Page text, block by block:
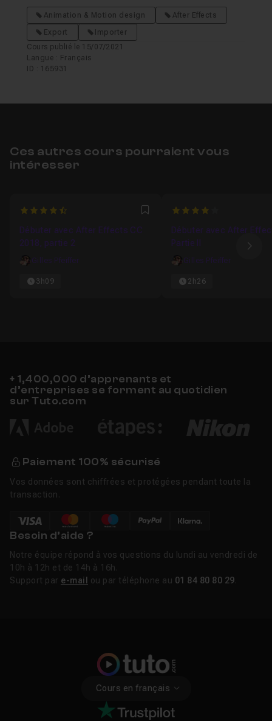
Animation & Motion design
After Effects
Export
Importer
Cours publié le 15/07/2021
Langue : Français
ID : 165931
Ces autres cours pourraient vous
intéresser
4.7826086956522 Favori
Débuter avec After Effects CC
2018, partie 2
Gilles Pfeiffer
3h09
4
Débuter avec After
Partie II
Gilles Pfeiffer
2h26
+ 1,400,000 d’apprenants et
d’entreprises se forment au quotidien
sur Tuto.com
Paiement 100% sécurisé
Vos données sont chiffrées et protégées pendant toute la
transaction.
Besoin d’aide ?
Notre équipe répond à vos questions du lundi au vendredi de
10h à 12h et de 14h à 16h.
Support par e-mail ou par téléphone au 01 84 80 80 29
Cours en français